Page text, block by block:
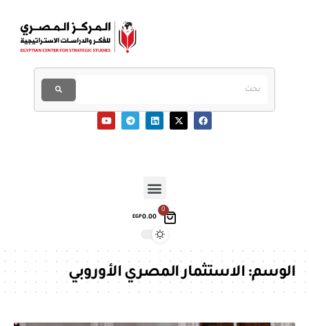
0
EGP0.00
الوسم:الاستثمار المصري الأوروبي